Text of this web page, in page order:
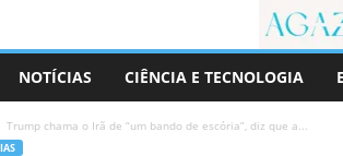
NOTÍCIAS CIÊNCIA E TECNOLOGIA
Trump chama o Irã de “um bando de escória”, diz que a...